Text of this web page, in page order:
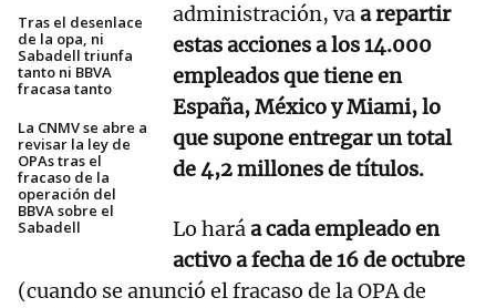
Tras el desenlace
de la opa, ni
Sabadell triunfa
tanto ni BBVA
fracasa tanto
La CNMV se abre a
revisar la ley de
OPAs tras el
fracaso de la
operación del
BBVA sobre el
Sabadell
administración, vaa repartir
estas acciones a los 14.000
empleados que tiene en
España, México y Miami, lo
que supone entregar un total
de 4,2 millones de títulos.
Lo haráa cada empleado en
activo a fecha de 16 de octubre
(cuando se anunció el fracaso de la OPA de